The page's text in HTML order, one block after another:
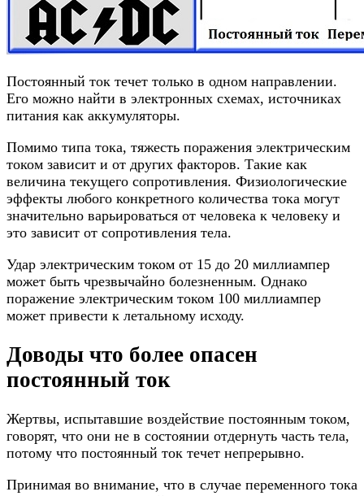
Постоянный ток течет только в одном направлении.
Его можно найти в электронных схемах, источниках
питания как аккумуляторы.
Помимо типа тока, тяжесть поражения электрическим
током зависит и от других факторов. Такие как
величина текущего сопротивления. Физиологические
эффекты любого конкретного количества тока могут
значительно варьироваться от человека к человеку и
это зависит от сопротивления тела.
Удар электрическим током от 15 до 20 миллиампер
может быть чрезвычайно болезненным. Однако
поражение электрическим током 100 миллиампер
может привести к летальному исходу.
Доводы что более опасен
постоянный ток
Жертвы, испытавшие воздействие постоянным током,
говорят, что они не в состоянии отдернуть часть тела,
потому что постоянный ток течет непрерывно.
Принимая во внимание, что в случае переменного тока